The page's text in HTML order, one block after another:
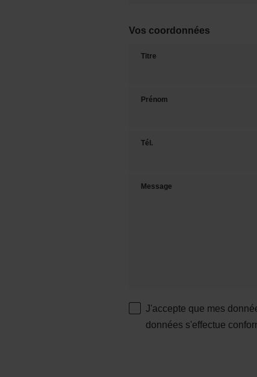
Vos coordonnées
Titre
Prénom
Tél.
Message
J'accepte que mes
données s'effectue